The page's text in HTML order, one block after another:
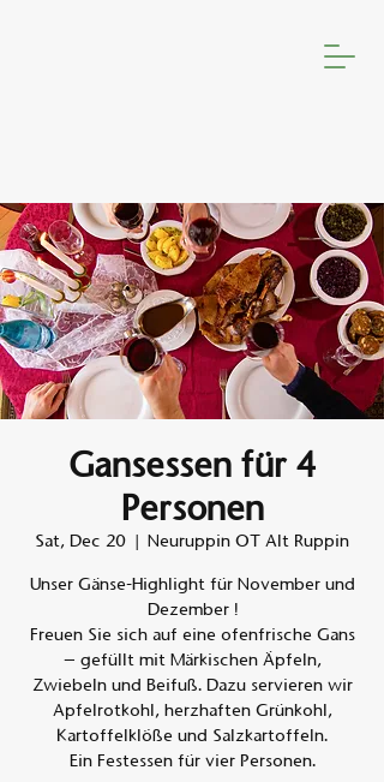
Gansessen für 4
Personen
Sat, Dec 20
  |
Neuruppin OT Alt Ruppin
Unser Gänse-Highlight für November und
Dezember !
Freuen Sie sich auf eine ofenfrische Gans
– gefüllt mit Märkischen Äpfeln,
Zwiebeln und Beifuß. Dazu servieren wir
Apfelrotkohl, herzhaften Grünkohl,
Kartoffelklöße und Salzkartoffeln.
Ein Festessen für vier Personen.